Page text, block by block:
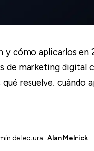
y cómo aplicarlos en
de marketing digital
resuelve, cuándo
de lectura · Alan Melnick